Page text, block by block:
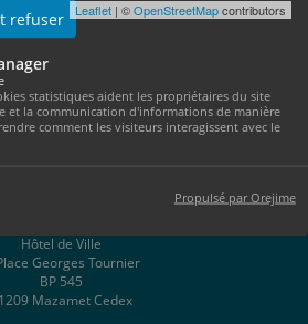
refuser
statistiques aident les propriétaires du site
et la communication d'informations de manière
comment les visiteurs interagissent avec le
Propulsé par Orejime
Leaflet | ©OpenStreetMapcontributors
Hôtel de Ville
Georges Tournier
BP 545
Mazamet Cedex